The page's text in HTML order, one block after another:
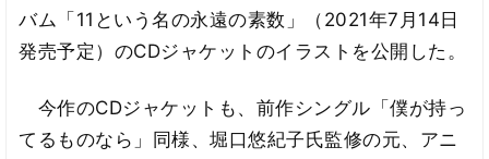
バム「11という名の永遠の素数」（2021年7月14日
発売予定）のCDジャケットのイラストを公開した。
今作のCDジャケットも、前作シングル「僕が持っ
てるものなら」同様、堀口悠紀子氏監修の元、アニ